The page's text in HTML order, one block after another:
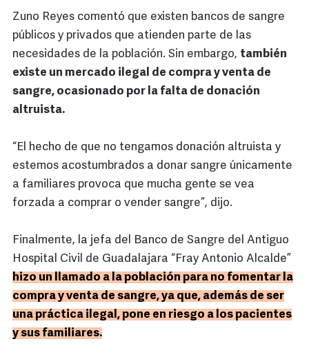
Zuno Reyes comentó que existen bancos de sangre
públicos y privados que atienden parte de las
necesidades de la población. Sin embargo, también
existe un mercado ilegal de compra y venta de
sangre, ocasionado por la falta de donación
altruista.
“El hecho de que no tengamos donación altruista y
estemos acostumbrados a donar sangre únicamente
a familiares provoca que mucha gente se vea
forzada a comprar o vender sangre”, dijo.
Finalmente, la jefa del Banco de Sangre del Antiguo
Hospital Civil de Guadalajara “Fray Antonio Alcalde”
hizo un llamado a la población para no fomentar la
compra y venta de sangre, ya que, además de ser
una práctica ilegal, pone en riesgo a los pacientes
y sus familiares.